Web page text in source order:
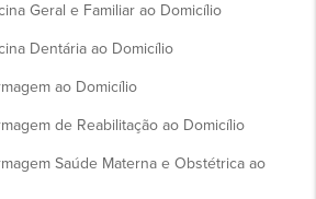
Geral e Familiar ao Domicílio
Dentária ao Domicílio
ao Domicílio
de Reabilitação ao Domicílio
Saúde Materna e Obstétrica ao